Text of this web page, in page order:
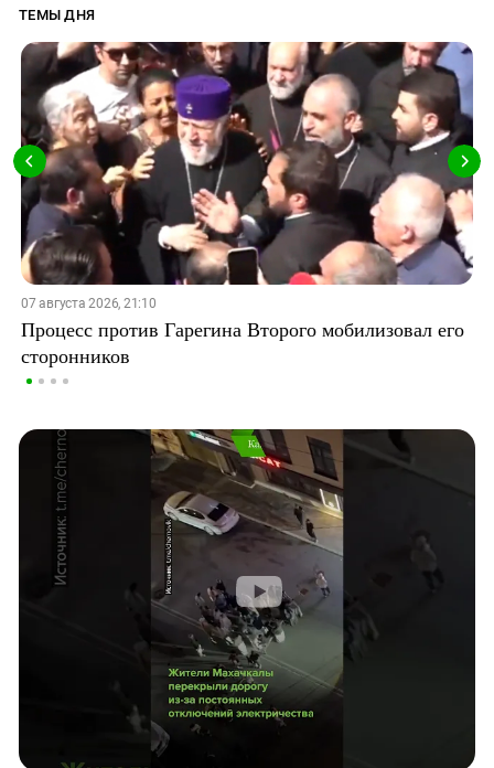
ТЕМЫ ДНЯ
07 августа 2026, 21:10
Процесс против Гарегина Второго мобилизовал его
сторонников